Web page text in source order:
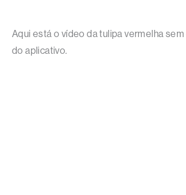
Aqui está o vídeo da tulipa vermelha
do aplicativo.